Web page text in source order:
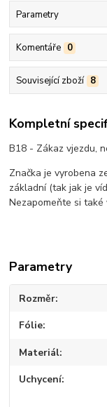
Parametry
Komentáře 0
Související zboží 8
Kompletní
B18 - Zákaz vjezdu,
Značka je vyrobena
základní (tak jak je
Nezapomeňte si
Parametry
Rozměr
Fólie
Materiál
Uchycení